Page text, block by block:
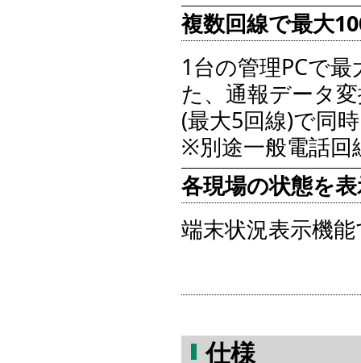
複数回線で最大
1台の管理PCで
た、通報データ
(最大5回線)で同
※別途一般電話回
各現場の状態を
端末状況表示機
仕様